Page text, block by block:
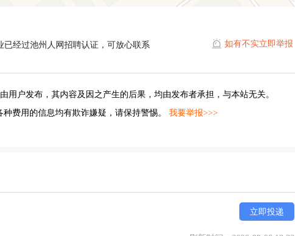
经过池州人网招聘认证，可放心联系 如有不实立即举报
用户发布，其内容及因之产生的后果，均由发布者承担，与本站无关。
费用的信息均有欺诈嫌疑，请保持警惕。 我要举报>>>
立即投递